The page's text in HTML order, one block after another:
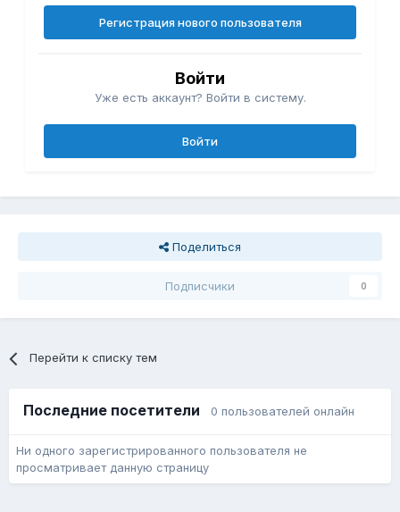
Регистрация нового пользователя
Войти
Уже есть аккаунт? Войти в систему.
Войти
Поделиться
Подписчики 0
Перейти к списку тем
Последние посетители 0 пользователей онлайн
Ни одного зарегистрированного пользователя не
просматривает данную страницу